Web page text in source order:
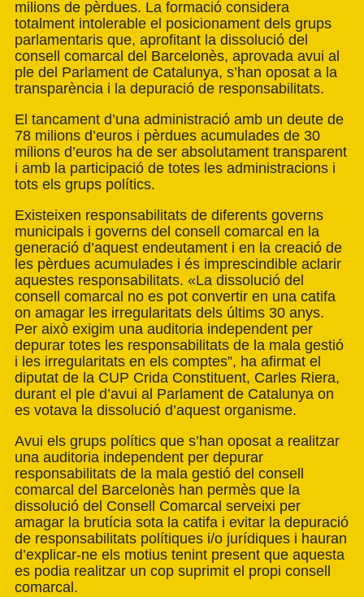
milions de pèrdues. La formació considera
totalment intolerable el posicionament dels grups
parlamentaris que, aprofitant la dissolució del
consell comarcal del Barcelonès, aprovada avui al
ple del Parlament de Catalunya, s’han oposat a la
transparència i la depuració de responsabilitats.
El tancament d’una administració amb un deute de
78 milions d’euros i pèrdues acumulades de 30
milions d’euros ha de ser absolutament transparent
i amb la participació de totes les administracions i
tots els grups polítics.
Existeixen responsabilitats de diferents governs
municipals i governs del consell comarcal en la
generació d’aquest endeutament i en la creació de
les pèrdues acumulades i és imprescindible aclarir
aquestes responsabilitats. «La dissolució del
consell comarcal no es pot convertir en una catifa
on amagar les irregularitats dels últims 30 anys.
Per això exigim una auditoria independent per
depurar totes les responsabilitats de la mala gestió
i les irregularitats en els comptes”, ha afirmat el
diputat de la CUP Crida Constituent, Carles Riera,
durant el ple d’avui al Parlament de Catalunya on
es votava la dissolució d’aquest organisme.
Avui els grups polítics que s’han oposat a realitzar
una auditoria independent per depurar
responsabilitats de la mala gestió del consell
comarcal del Barcelonès han permès que la
dissolució del Consell Comarcal serveixi per
amagar la brutícia sota la catifa i evitar la depuració
de responsabilitats polítiques i/o jurídiques i hauran
d’explicar-ne els motius tenint present que aquesta
es podia realitzar un cop suprimit el propi consell
comarcal.